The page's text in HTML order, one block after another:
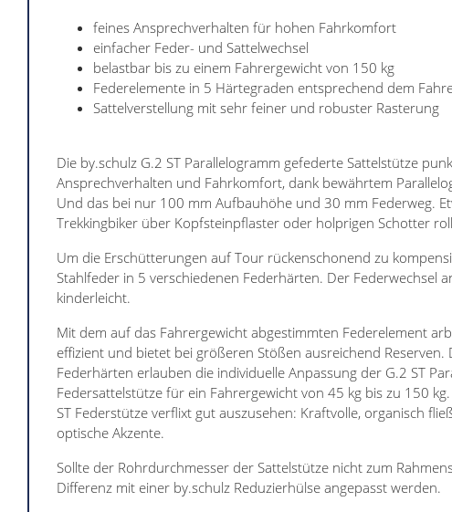
feines Ansprechverhalten für hohen Fahrkomfort
einfacher Feder- und Sattelwechsel
belastbar bis zu einem Fahrergewicht von 150 kg
Federelemente in 5 Härtegraden entsprechend dem
Sattelverstellung mit sehr feiner und robuster Rasterung
Die by.schulz G.2 ST Parallelogramm gefederte Sattelstütze
Ansprechverhalten und Fahrkomfort, dank bewährtem
Und das bei nur 100 mm Aufbauhöhe und 30 mm Federweg.
Trekkingbiker über Kopfsteinpflaster oder holprigen Schotter
Um die Erschütterungen auf Tour rückenschonend zu
Stahlfeder in 5 verschiedenen Federhärten. Der Federwechsel
kinderleicht.
Mit dem auf das Fahrergewicht abgestimmten Federelement
effizient und bietet bei größeren Stößen ausreichend Reserven.
Federhärten erlauben die individuelle Anpassung der G.2 ST
Federsattelstütze für ein Fahrergewicht von 45 kg bis zu 150
ST Federstütze verflixt gut auszusehen: Kraftvolle, organisch
optische Akzente.
Sollte der Rohrdurchmesser der Sattelstütze nicht zum
Differenz mit einer by.schulz Reduzierhülse angepasst werden.